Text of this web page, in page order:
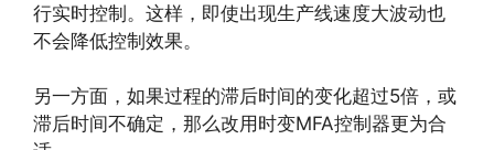
行实时控制。这样，即使出现生产线速度大波动也
不会降低控制效果。
另一方面，如果过程的滞后时间的变化超过5倍，或
滞后时间不确定，那么改用时变MFA控制器更为合